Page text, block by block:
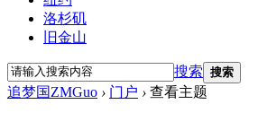
洛杉矶
旧金山
搜索 搜索
追梦国ZMGuo › 门户 › 查看主题